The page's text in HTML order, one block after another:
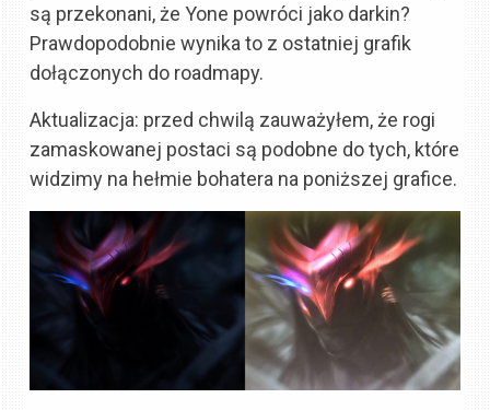
są przekonani, że Yone powróci jako darkin?
Prawdopodobnie wynika to z ostatniej grafik
dołączonych do roadmapy.
Aktualizacja: przed chwilą zauważyłem, że rogi
zamaskowanej postaci są podobne do tych, które
widzimy na hełmie bohatera na poniższej grafice.